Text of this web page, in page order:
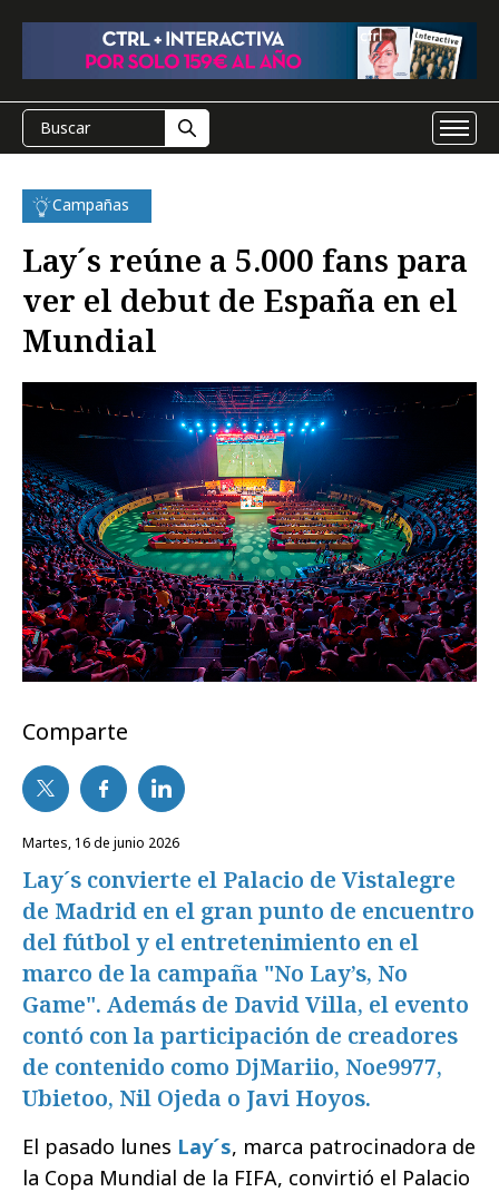
Campañas
Lay´s reúne a 5.000 fans para
ver el debut de España en el
Mundial
Comparte
martes, 16 de junio 2026
Lay´s convierte el Palacio de Vistalegre
de Madrid en el gran punto de encuentro
del fútbol y el entretenimiento en el
marco de la campaña "No Lay’s, No
Game". Además de David Villa, el evento
contó con la participación de creadores
de contenido como DjMariio, Noe9977,
Ubietoo, Nil Ojeda o Javi Hoyos.
El pasado lunes Lay´s, marca patrocinadora de
la Copa Mundial de la FIFA, convirtió el Palacio